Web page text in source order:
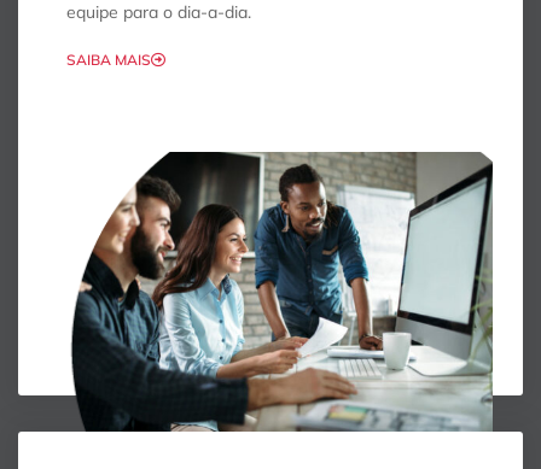
equipe para o dia-a-dia.
SAIBA MAIS